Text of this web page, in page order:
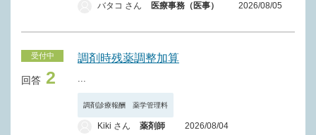
バタコ さん 医療事務（医事） 2026/08/05
受付中
回答 2
調剤時残薬調整加算
...
調剤診療報酬 薬学管理料
Kiki さん 薬剤師 2026/08/04